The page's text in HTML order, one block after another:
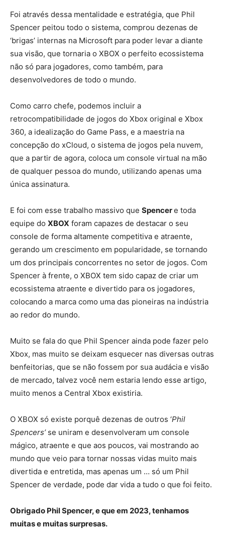
Foi através dessa mentalidade e estratégia, que Phil
Spencer peitou todo o sistema, comprou dezenas de
‘brigas’ internas na Microsoft para poder levar a diante
sua visão, que tornaria o XBOX o perfeito ecossistema
não só para jogadores, como também, para
desenvolvedores de todo o mundo.
Como carro chefe, podemos incluir a
retrocompatibilidade de jogos do Xbox original e Xbox
360, a idealização do Game Pass, e a maestria na
concepção do xCloud, o sistema de jogos pela nuvem,
que a partir de agora, coloca um console virtual na mão
de qualquer pessoa do mundo, utilizando apenas uma
única assinatura.
E foi com esse trabalho massivo que Spencere toda
equipe do XBOX foram capazes de destacar o seu
console de forma altamente competitiva e atraente,
gerando um crescimento em popularidade, se tornando
um dos principais concorrentes no setor de jogos. Com
Spencer à frente, o XBOX tem sido capaz de criar um
ecossistema atraente e divertido para os jogadores,
colocando a marca como uma das pioneiras na indústria
ao redor do mundo.
Muito se fala do que Phil Spencer ainda pode fazer pelo
Xbox, mas muito se deixam esquecer nas diversas outras
benfeitorias, que se não fossem por sua audácia e visão
de mercado, talvez você nem estaria lendo esse artigo,
muito menos a Central Xbox existiria.
O XBOX só existe porquê dezenas de outros ‘Phil
Spencers’ se uniram e desenvolveram um console
mágico, atraente e que aos poucos, vai mostrando ao
mundo que veio para tornar nossas vidas muito mais
divertida e entretida, mas apenas um … só um Phil
Spencer de verdade, pode dar vida a tudo o que foi feito.
Obrigado Phil Spencer, e que em 2023, tenhamos
muitas e muitas surpresas.